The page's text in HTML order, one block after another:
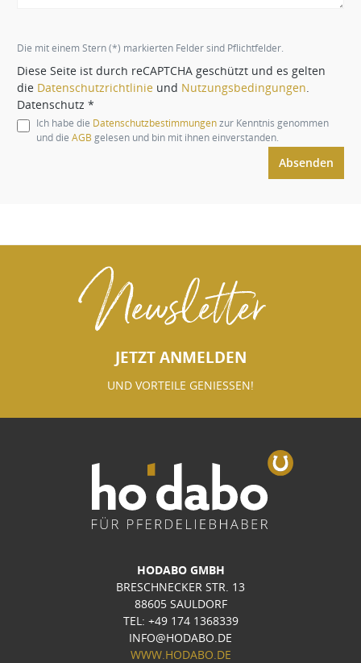
Die mit einem Stern (*) markierten Felder sind Pflichtfelder.
Diese Seite ist durch reCAPTCHA geschützt und es gelten
die Datenschutzrichtlinie und Nutzungsbedingungen.
Datenschutz *
Ich habe die Datenschutzbestimmungenzur Kenntnis genommen
und die AGB gelesen und bin mit ihnen einverstanden.
Absenden
Newsletter
JETZT ANMELDEN
UND VORTEILE GENIESSEN!
HODABO GMBH
BRESCHNECKER STR. 13
88605 SAULDORF
TEL: +49 174 1368339
INFO@HODABO.DE
WWW.HODABO.DE